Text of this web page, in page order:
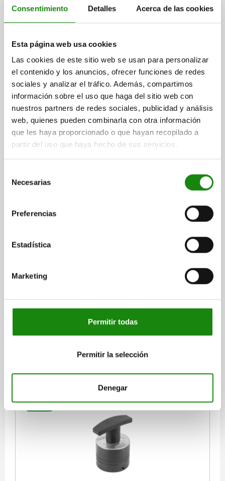
Consentimiento Detalles Acerca de las cookies
Esta página web usa cookies
Las cookies de este sitio web se usan para personalizar
el contenido y los anuncios, ofrecer funciones de redes
sociales y analizar el tráfico. Además, compartimos
información sobre el uso que haga del sitio web con
nuestros partners de redes sociales, publicidad y análisis
web, quienes pueden combinarla con otra información
que les haya proporcionado o que hayan recopilado a
partir del uso que haya hecho de sus servicios.
Necesarias
Preferencias
Estadística
Marketing
Permitir todas
Permitir la selección
Denegar
TUERCA TENSORA CON EMPUÑADURA EN T D=M12
VERSIÓN 1=CON EMPUÑADURA EN T ROSCA=M12 T MÍN.=16
T MÁX.=24 FUERZA DE SUJECIÓN MÁX. KN=40
CARGA MÁX. ESTÁTICA KN=70
PAR DE APRIETE MÁX. NM=25
Referencia:04751-40122
$13,038.12
más IVA.
DETALLES
04751
TUERCA TENSORA CON EMPUÑADURA EN T D=M16
ACERO TEMPLE+REVENI., COMP:ALUMINIO
T MÁX.=24 FUERZA DE SUJECIÓN MÁX. KN=40
CARGA MÁX. ESTÁTICA KN=120
PAR DE APRIETE MÁX. NM=25
Referencia:04751-40162
más gastos de envío
04751